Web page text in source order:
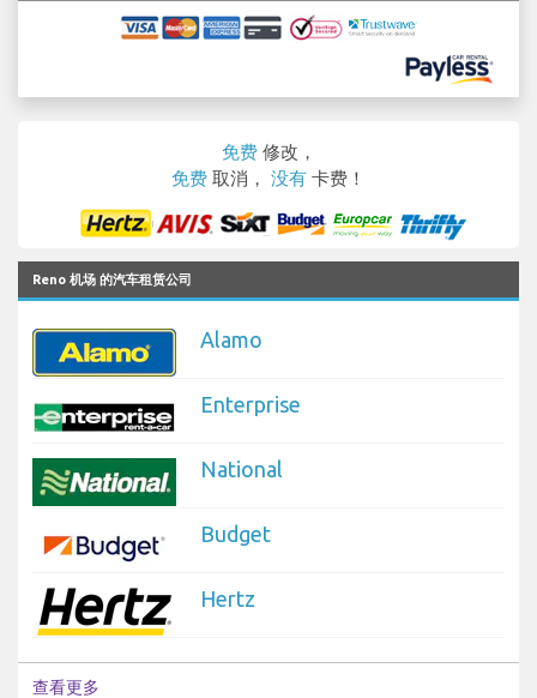
免费 修改，
免费 取消， 没有 卡费！
Reno 机场 的汽车租赁公司
Alamo
Enterprise
National
Budget
Hertz
查看更多